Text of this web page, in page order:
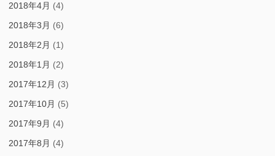
2018年4月 (4)
2018年3月 (6)
2018年2月 (1)
2018年1月 (2)
2017年12月 (3)
2017年10月 (5)
2017年9月 (4)
2017年8月 (4)